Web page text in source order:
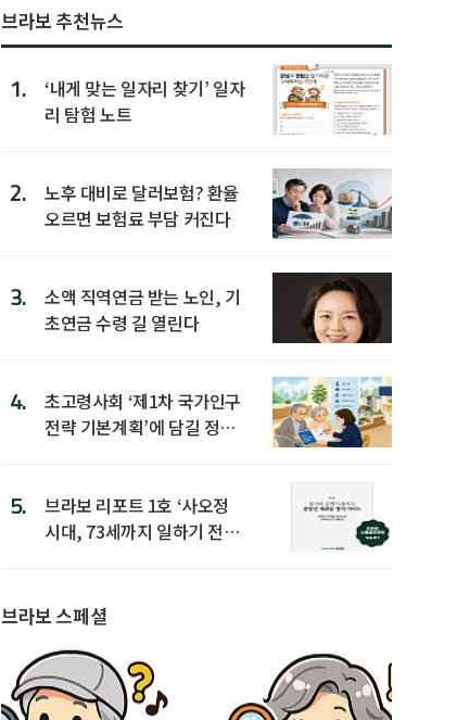
브라보 추천뉴스
1.
‘내게 맞는 일자리 찾기’ 일자
리 탐험 노트
2.
노후 대비로 달러보험? 환율
오르면 보험료 부담 커진다
3.
소액 직역연금 받는 노인, 기
초연금 수령 길 열린다
4.
초고령사회 ‘제1차 국가인구
전략 기본계획’에 담길 정책
5.
브라보 리포트 1호 ‘사오정
시대, 73세까지 일하기 전략’
브라보 스페셜